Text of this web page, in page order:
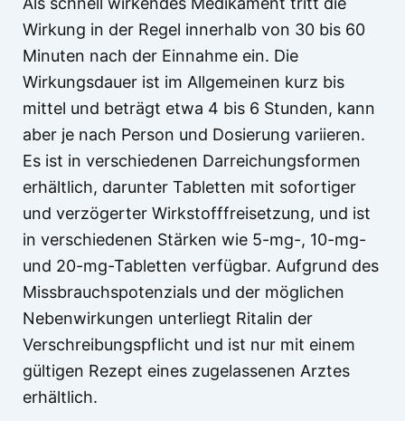
Wirkung in der Regel innerhalb von 30 bis 60
Minuten nach der Einnahme ein. Die
Wirkungsdauer ist im Allgemeinen kurz bis
mittel und beträgt etwa 4 bis 6 Stunden, kann
aber je nach Person und Dosierung variieren.
Es ist in verschiedenen Darreichungsformen
erhältlich, darunter Tabletten mit sofortiger
und verzögerter Wirkstofffreisetzung, und ist
in verschiedenen Stärken wie 5-mg-, 10-mg-
und 20-mg-Tabletten verfügbar. Aufgrund des
Missbrauchspotenzials und der möglichen
Nebenwirkungen unterliegt Ritalin der
Verschreibungspflicht und ist nur mit einem
gültigen Rezept eines zugelassenen Arztes
erhältlich.